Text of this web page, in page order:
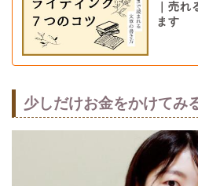
｜売
ます
少しだけお金をかけてみ